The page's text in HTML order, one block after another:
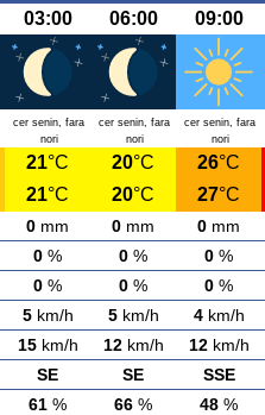
03:00 06:00 09:00
cer senin, fara
nori
cer senin, fara
nori
cer senin, fara
nori
21°C 20°C 26°C
21°C 20°C 27°C
0 mm 0 mm 0 mm
0 % 0 % 0 %
0 % 0 % 0 %
5km/h 5km/h 4km/h
15km/h 12km/h 12km/h
SE SE SSE
61 % 66 % 48 %